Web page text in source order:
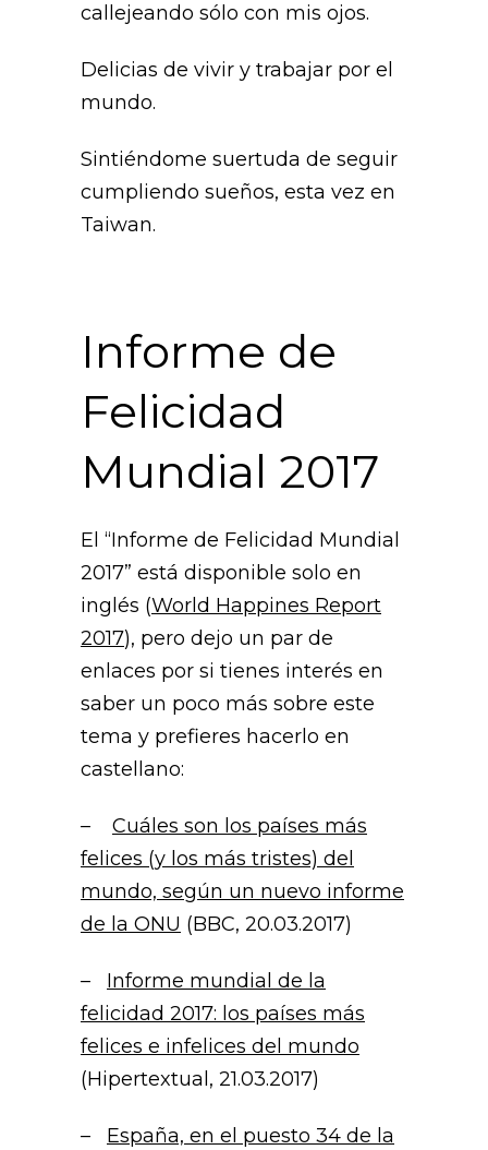
callejeando sólo con mis ojos.
Delicias de vivir y trabajar por el
mundo.
Sintiéndome suertuda de seguir
cumpliendo sueños, esta vez en
Taiwan.
Informe de
Felicidad
Mundial 2017
El “Informe de Felicidad Mundial
2017” está disponible solo en
inglés (World Happines Report
2017), pero dejo un par de
enlaces por si tienes interés en
saber un poco más sobre este
tema y prefieres hacerlo en
castellano:
– Cuáles son los países más
felices (y los más tristes) del
mundo, según un nuevo informe
de la ONU (BBC, 20.03.2017)
– Informe mundial de la
felicidad 2017: los países más
felices e infelices del mundo
(Hipertextual, 21.03.2017)
– España, en el puesto 34 de la